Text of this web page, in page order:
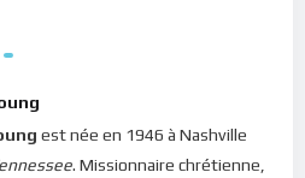
révélation (Éphésiens 3. 18) ?
spirituelle, se trouve un
de sa paix. Car souvenons-
répandu dans nos coeurs par le
est née en 1946 à Nashville
. Missionnaire chrétienne,